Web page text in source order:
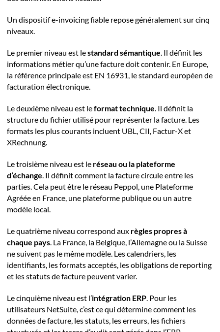
Un dispositif e-invoicing fiable repose généralement sur cinq
niveaux.
Le premier niveau est lestandard sémantique. Il définit les
informations métier qu’une facture doit contenir. En Europe,
la référence principale est EN 16931, le standard européen de
facturation électronique.
Le deuxième niveau est leformat technique. Il définit la
structure du fichier utilisé pour représenter la facture. Les
formats les plus courants incluent UBL, CII, Factur-X et
XRechnung.
Le troisième niveau est le réseau ou la plateforme
d’échange. Il définit comment la facture circule entre les
parties. Cela peut être le réseau Peppol, une Plateforme
Agréée en France, une plateforme publique ou un autre
modèle local.
Le quatrième niveau correspond aux règles propres à
chaque pays. La France, la Belgique, l’Allemagne ou la Suisse
ne suivent pas le même modèle. Les calendriers, les
identifiants, les formats acceptés, les obligations de reporting
et les statuts de facture peuvent varier.
Le cinquième niveau est l’intégration ERP. Pour les
utilisateurs NetSuite, c’est ce qui détermine comment les
données de facture, les statuts, les erreurs, les fichiers